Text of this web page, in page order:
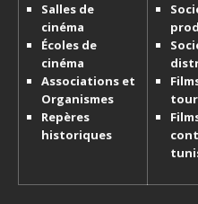
Salles de
cinéma
Écoles de
cinéma
Associations et
Organismes
Repères
historiques